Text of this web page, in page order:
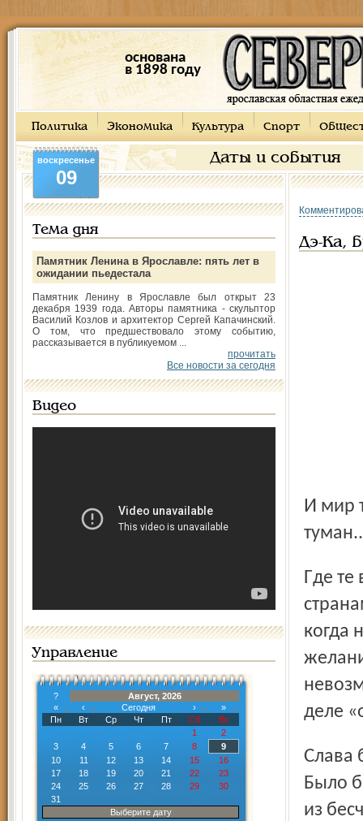
основана
в 1898 году
Политика Экономика Культура Спорт
Даты и события
воскресенье
09
Тема дня
Памятник Ленина в Ярославле: пять лет в
ожидании пьедестала
Памятник Ленину в Ярославле был открыт 23
декабря 1939 года. Авторы памятника - скульптор
Василий Козлов и архитектор Сергей Капачинский.
О том, что предшествовало этому событию,
рассказывается в публикуемом ...
прочитать
Все новости за сегодня
Видео
Управление
?
Август, 2026
«
‹ Сегодня ›
»
Пн
Вт Ср Чт Пт Сб
Вс
1
2
3
4 5 6 7 8
9
10
11 12 13 14 15
16
17
18 19 20 21 22
23
24
25 26 27 28 29
30
31
Выберите дату
Дэ-Ка,
И мир тотчас предстанет странным, окутанным в густой
Где те времена, когда мы могли знакомиться с чужими
когда
деле
Слава богу, те недобрые дни помнят только старожилы.
Было
из